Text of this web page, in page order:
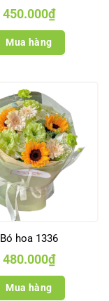
450.000₫
Mua hàng
Bó hoa 1336
480.000₫
Mua hàng